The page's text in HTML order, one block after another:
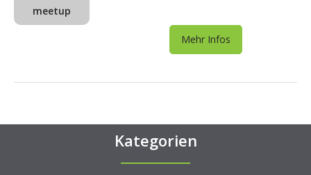
meetup
Mehr Infos
Kategorien